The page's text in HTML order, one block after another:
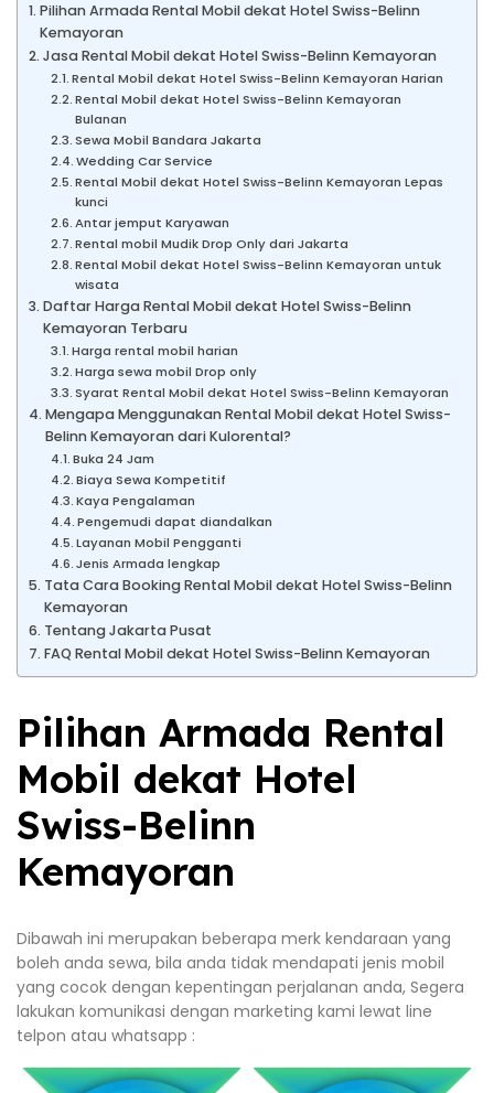
Pilihan Armada Rental Mobil dekat Hotel Swiss-Belinn
Kemayoran
Jasa Rental Mobil dekat Hotel Swiss-Belinn Kemayoran
Rental Mobil dekat Hotel Swiss-Belinn Kemayoran Harian
Rental Mobil dekat Hotel Swiss-Belinn Kemayoran
Bulanan
Sewa Mobil Bandara Jakarta
Wedding Car Service
Rental Mobil dekat Hotel Swiss-Belinn Kemayoran Lepas
kunci
Antar jemput Karyawan
Rental mobil Mudik Drop Only dari Jakarta
Rental Mobil dekat Hotel Swiss-Belinn Kemayoran untuk
wisata
Daftar Harga Rental Mobil dekat Hotel Swiss-Belinn
Kemayoran Terbaru
Harga rental mobil harian
Harga sewa mobil Drop only
Syarat Rental Mobil dekat Hotel Swiss-Belinn Kemayoran
Mengapa Menggunakan Rental Mobil dekat Hotel Swiss-
Belinn Kemayoran dari Kulorental?
Buka 24 Jam
Biaya Sewa Kompetitif
Kaya Pengalaman
Pengemudi dapat diandalkan
Layanan Mobil Pengganti
Jenis Armada lengkap
Tata Cara Booking Rental Mobil dekat Hotel Swiss-Belinn
Kemayoran
Tentang Jakarta Pusat
FAQ Rental Mobil dekat Hotel Swiss-Belinn Kemayoran
Pilihan Armada Rental
Mobil dekat Hotel
Swiss-Belinn
Kemayoran
Dibawah ini merupakan beberapa merk kendaraan yang
boleh anda sewa, bila anda tidak mendapati jenis mobil
yang cocok dengan kepentingan perjalanan anda, Segera
lakukan komunikasi dengan marketing kami lewat line
telpon atau whatsapp :